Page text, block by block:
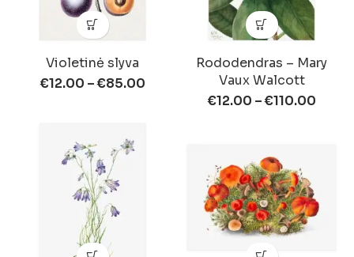
Violetinė slyva
€12.00 –€85.00
Rododendras – Mary
Vaux Walcott
€12.00 –€110.00